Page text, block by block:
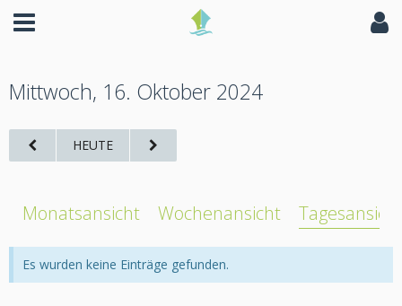
Mittwoch, 16. Oktober 2024
HEUTE
Monatsansicht Wochenansicht Tagesansicht
Es wurden keine Einträge gefunden.